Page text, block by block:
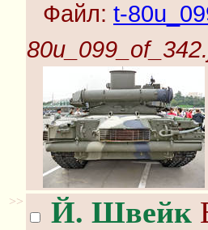
Файл: t-
>> Й. Швейк